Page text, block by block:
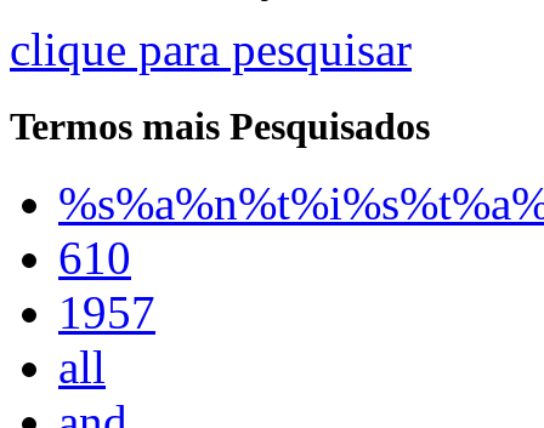
clique para pesquisar
Termos mais Pesquisados
610
1957
all